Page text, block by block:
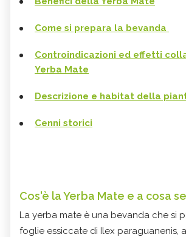
Come si prepara la bevanda
Controindicazioni ed effetti
Yerba Mate
Descrizione e habitat della
Cenni storici
Cos'è la Yerba Mate e a cosa
La yerba mate è una bevanda che si
foglie essiccate di Ilex paraguanenis,